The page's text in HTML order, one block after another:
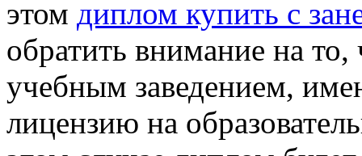
этом диплом купить с
обратить внимание на
учебным заведением,
лицензию на